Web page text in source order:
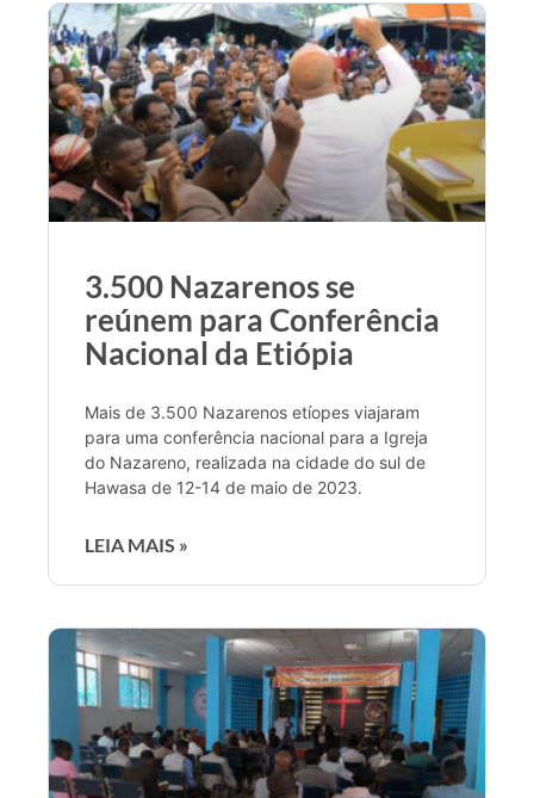
3.500 Nazarenos se
reúnem para Conferência
Nacional da Etiópia
Mais de 3.500 Nazarenos etíopes viajaram
para uma conferência nacional para a Igreja
do Nazareno, realizada na cidade do sul de
Hawasa de 12-14 de maio de 2023.
LEIA MAIS »